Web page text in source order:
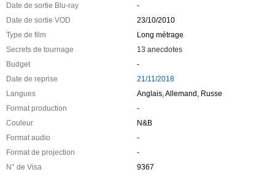
Date de sortie Blu-ray
-
Date de sortie VOD
23/10/2010
Type de film
Long métrage
Secrets de tournage
13 anecdotes
Budget
-
Date de reprise
21/11/2018
Langues
Anglais, Allemand, Russe
Format production
-
Couleur
N&B
Format audio
-
Format de projection
-
N° de Visa
9367